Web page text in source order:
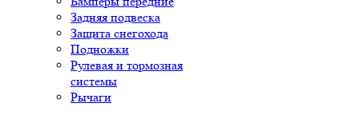
Задняя подвеска
Защита снегохода
Подножки
Рулевая и тормозная
системы
Рычаги